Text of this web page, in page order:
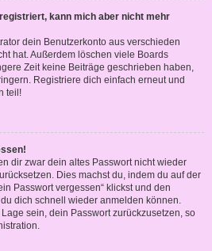
kann mich aber nicht mehr
dein Benutzerkonto aus verschieden
hat. Außerdem löschen viele Boards
Zeit keine Beiträge geschrieben haben,
Registriere dich einfach erneut und
teil!
dir zwar dein altes Passwort nicht wieder
Dies machst du, indem du auf der
Passwort vergessen“ klickst und den
dich schnell wieder anmelden können.
sein, dein Passwort zurückzusetzen, so